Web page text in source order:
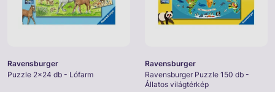
Ravensburger
Puzzle 2x24 db - Lófarm
Ravensburger
Ravensburger Puzzle 150 db -
Állatos világtérkép